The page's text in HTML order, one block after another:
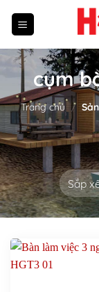
cụm
Trang chủ /